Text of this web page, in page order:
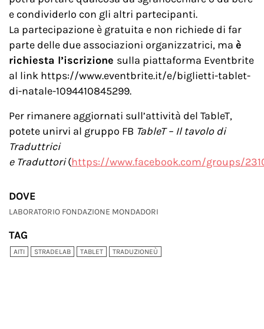
e condividerlo con gli altri partecipanti.
La partecipazione è gratuita e non richiede di far
parte delle due associazioni organizzatrici, ma è
richiesta l’iscrizione sulla piattaforma Eventbrite
al link https://www.eventbrite.it/e/biglietti-tablet-
di-natale-1094410845299.
Per rimanere aggiornati sull’attività del TableT,
potete unirvi al gruppo FB TableT – Il tavolo di
Traduttrici
e Traduttori(https://www.facebook.com/groups/
DOVE
LABORATORIO FONDAZIONE MONDADORI
TAG
AITI STRADELAB TABLET TRADUZIONEÙ